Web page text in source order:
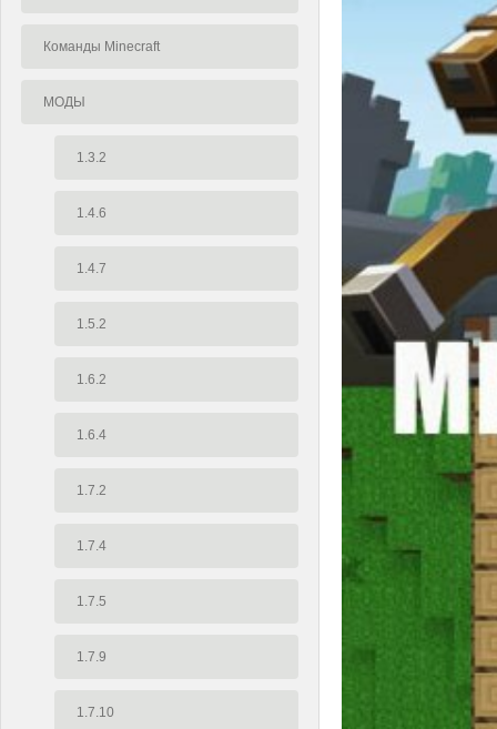
Команды Minecraft
МОДЫ
1.3.2
1.4.6
1.4.7
1.5.2
1.6.2
1.6.4
1.7.2
1.7.4
1.7.5
1.7.9
1.7.10